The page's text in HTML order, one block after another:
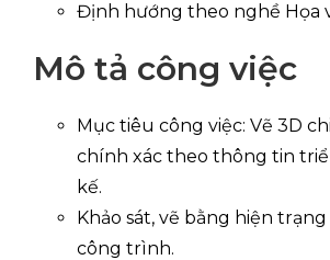
Định hướng theo nghề Họa
Mô tả công việc
Mục tiêu công việc: Vẽ 3D
chính xác theo thông tin
kế.
Khảo sát, vẽ bằng hiện
công trình.